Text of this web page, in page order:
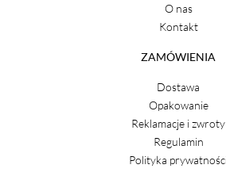
O nas
Kontakt
ZAMÓWIENIA
Dostawa
Opakowanie
Reklamacje i zwroty
Regulamin
Polityka